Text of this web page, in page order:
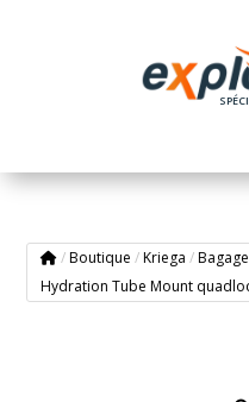
/ Boutique / Kriega /
Hydration Tube Mount